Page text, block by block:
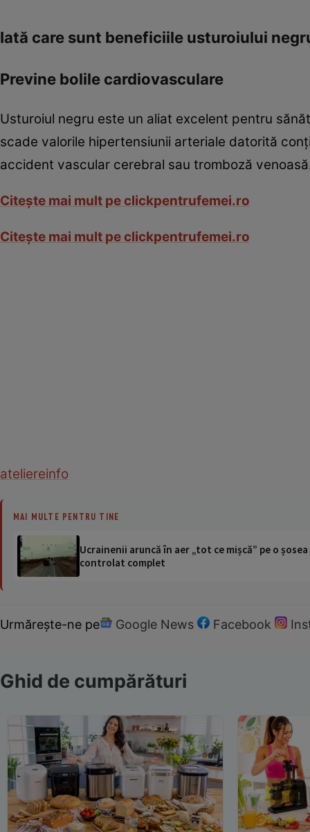
Iată care sunt beneficiile usturoiului
Previne bolile cardiovasculare
Usturoiul negru este un aliat excelent pentru
scade valorile hipertensiunii arteriale datorită
accident vascular cerebral sau tromboză
Citeşte mai mult pe clickpentrufemei.ro
Citeşte mai mult pe clickpentrufemei.ro
ateliereinfo
MAI MULTE PENTRU TINE
Ucrainenii aruncă în aer „tot ce mișcă” pe o
controlat complet
Urmărește-ne pe Google News Facebook
Ghid de cumpărături